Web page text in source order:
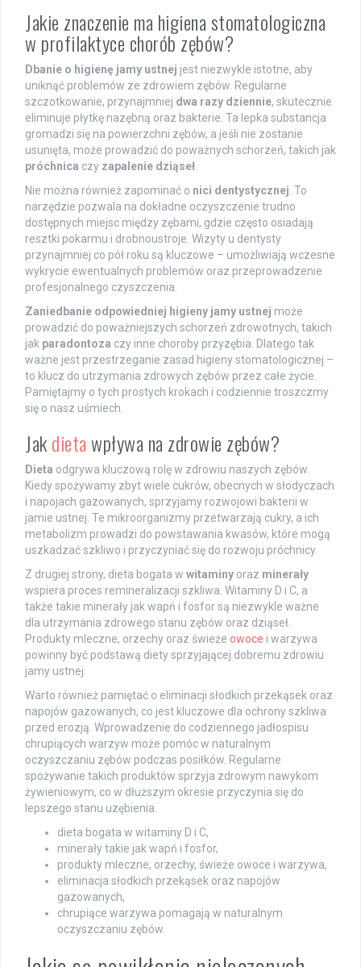
Jakie znaczenie ma higiena stomatologiczna
w profilaktyce chorób zębów?
Dbanie o higienę jamy ustnej jest niezwykle istotne, aby
uniknąć problemów ze zdrowiem zębów. Regularne
szczotkowanie, przynajmniej dwa razy dziennie, skutecznie
eliminuje płytkę nazębną oraz bakterie. Ta lepka substancja
gromadzi się na powierzchni zębów, a jeśli nie zostanie
usunięta, może prowadzić do poważnych schorzeń, takich jak
próchnica czy zapalenie dziąseł
Nie można również zapominać o nici dentystycznej . To
narzędzie pozwala na dokładne oczyszczenie trudno
dostępnych miejsc między zębami, gdzie często osiadają
resztki pokarmu i drobnoustroje. Wizyty u dentysty
przynajmniej co pół roku są kluczowe – umożliwiają wczesne
wykrycie ewentualnych problemów oraz przeprowadzenie
profesjonalnego czyszczenia.
Zaniedbanie odpowiedniej higieny jamy ustnej może
prowadzić do poważniejszych schorzeń zdrowotnych, takich
jak paradontoza czy inne choroby przyzębia. Dlatego tak
ważne jest przestrzeganie zasad higieny stomatologicznej –
to klucz do utrzymania zdrowych zębów przez całe życie.
Pamiętajmy o tych prostych krokach i codziennie troszczmy
się o nasz uśmiech.
Jakdietawpływa na zdrowie zębów?
Dieta odgrywa kluczową rolę w zdrowiu naszych zębów.
Kiedy spożywamy zbyt wiele cukrów, obecnych w słodyczach
i napojach gazowanych, sprzyjamy rozwojowi bakterii w
jamie ustnej. Te mikroorganizmy przetwarzają cukry, a ich
metabolizm prowadzi do powstawania kwasów, które mogą
uszkadzać szkliwo i przyczyniać się do rozwoju próchnicy.
Z drugiej strony, dieta bogata w witaminy oraz minerały
wspiera proces remineralizacji szkliwa. Witaminy D i C, a
także takie minerały jak wapń i fosfor są niezwykle ważne
dla utrzymania zdrowego stanu zębów oraz dziąseł.
Produkty mleczne, orzechy oraz świeże owoce i warzywa
powinny być podstawą diety sprzyjającej dobremu zdrowiu
jamy ustnej.
Warto również pamiętać o eliminacji słodkich przekąsek oraz
napojów gazowanych, co jest kluczowe dla ochrony szkliwa
przed erozją. Wprowadzenie do codziennego jadłospisu
chrupiących warzyw może pomóc w naturalnym
oczyszczaniu zębów podczas posiłków. Regularne
spożywanie takich produktów sprzyja zdrowym nawykom
żywieniowym, co w dłuższym okresie przyczynia się do
lepszego stanu uzębienia.
dieta bogata w witaminy D i C,
minerały takie jak wapń i fosfor,
produkty mleczne, orzechy, świeże owoce i warzywa,
eliminacja słodkich przekąsek oraz napojów
gazowanych,
chrupiące warzywa pomagają w naturalnym
oczyszczaniu zębów.